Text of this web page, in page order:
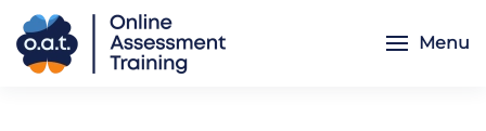
Skip to main content
Menu